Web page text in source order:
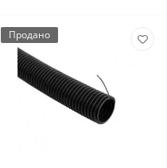
Продано